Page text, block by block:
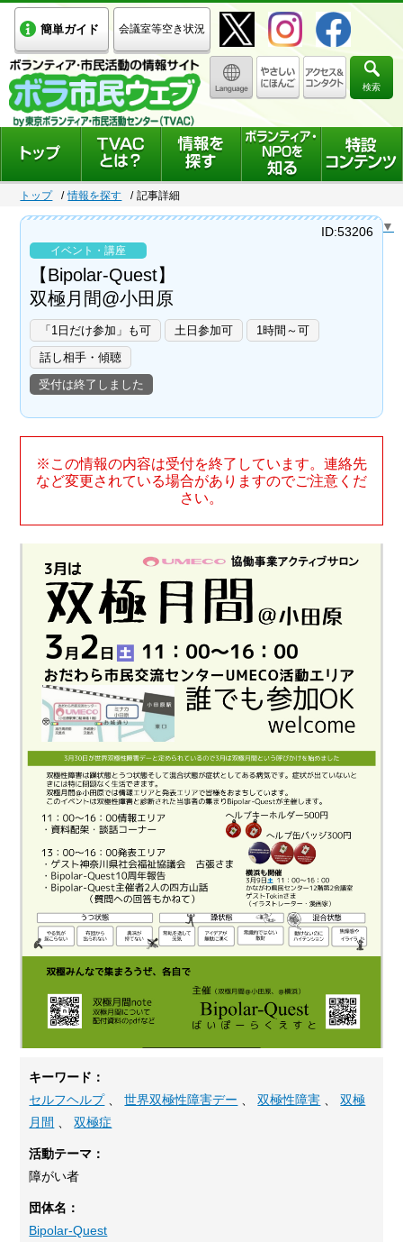
簡単ガイド 会議室等空き状況
検索
トップ 情報を探す 記事詳細
Select Language ▼
イベント・講座
【Bipolar-Quest】
双極月間@小田原
「1日だけ参加」も可 土日参加可
1時間～可
話し相手・傾聴
受付は終了しました
ID:53206
※この情報の内容は受付を終了しています。連絡先
など変更されている場合がありますのでご注意くだ
さい。
キーワード：
セルフヘルプ、世界双極性障害デー 、双極性障害 、双極
月間
、双極症
活動テーマ：
障がい者
団体名：
Bipolar-Quest